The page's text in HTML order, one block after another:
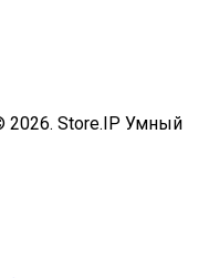
2026. Store.IP Умный